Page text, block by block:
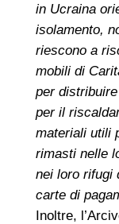
in Ucraina
isolamento,
riescono a
mobili di
per
per il
materiali utili
rimasti nelle
nei loro rifugi
carte di
Inoltre,